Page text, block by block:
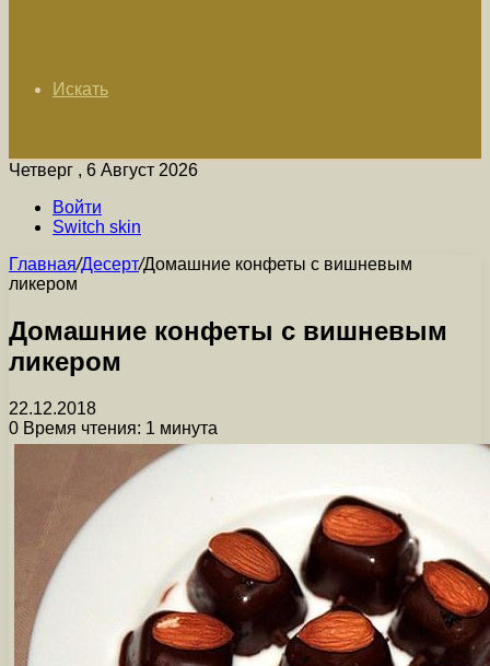
Искать
Четверг , 6 Август 2026
Войти
Switch skin
Главная/Десерт/Домашние конфеты с вишневым
ликером
Домашние конфеты с вишневым
ликером
22.12.2018
0 Время чтения: 1 минута